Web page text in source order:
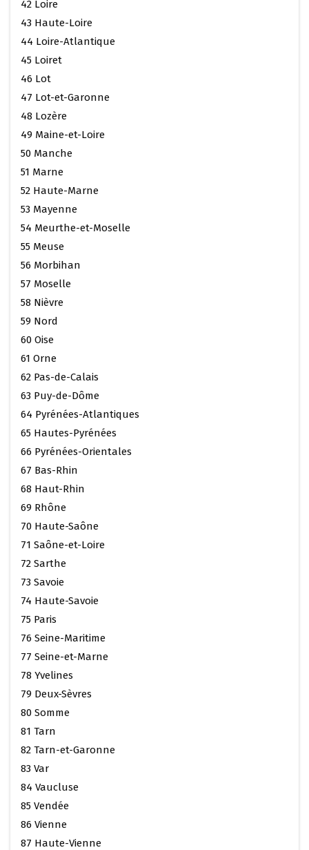
42 Loire
43 Haute-Loire
44 Loire-Atlantique
45 Loiret
46 Lot
47 Lot-et-Garonne
48 Lozère
49 Maine-et-Loire
50 Manche
51 Marne
52 Haute-Marne
53 Mayenne
54 Meurthe-et-Moselle
55 Meuse
56 Morbihan
57 Moselle
58 Nièvre
59 Nord
60 Oise
61 Orne
62 Pas-de-Calais
63 Puy-de-Dôme
64 Pyrénées-Atlantiques
65 Hautes-Pyrénées
66 Pyrénées-Orientales
67 Bas-Rhin
68 Haut-Rhin
69 Rhône
70 Haute-Saône
71 Saône-et-Loire
72 Sarthe
73 Savoie
74 Haute-Savoie
75 Paris
76 Seine-Maritime
77 Seine-et-Marne
78 Yvelines
79 Deux-Sèvres
80 Somme
81 Tarn
82 Tarn-et-Garonne
83 Var
84 Vaucluse
85 Vendée
86 Vienne
87 Haute-Vienne